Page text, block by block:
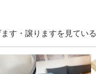
す・譲りますを見てい